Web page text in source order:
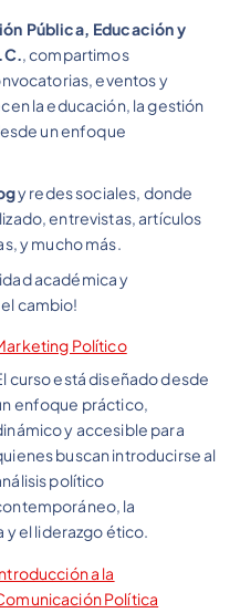
Pública, Educación y
, compartimos
eventos y
la educación, la gestión
un enfoque
y redes sociales, donde
entrevistas, artículos
y mucho más.
académica y
cambio!
Político
curso está diseñado desde
enfoque práctico,
y accesible para
buscan introducirse al
político
la
el liderazgo ético.
a la
Política